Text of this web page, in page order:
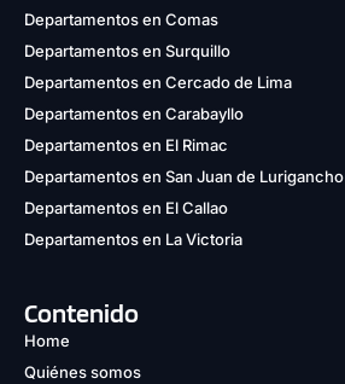
Departamentos en Comas
Departamentos en Surquillo
Departamentos en Cercado de Lima
Departamentos en Carabayllo
Departamentos en El Rimac
Departamentos en San Juan de Lurigancho
Departamentos en El Callao
Departamentos en La Victoria
Contenido
Home
Quiénes somos